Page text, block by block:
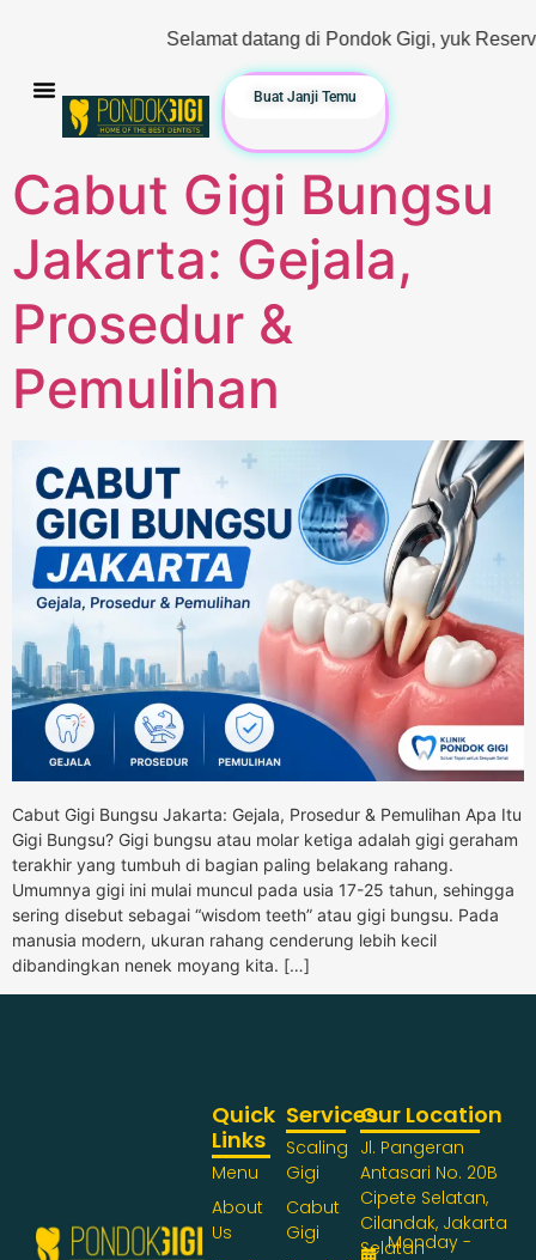
Selamat datang di Pondok Gigi, yuk Reservasi &
Buat Janji Temu
Cabut Gigi Bungsu
Jakarta: Gejala,
Prosedur &
Pemulihan
Cabut Gigi Bungsu Jakarta: Gejala, Prosedur & Pemulihan Apa Itu
Gigi Bungsu? Gigi bungsu atau molar ketiga adalah gigi geraham
terakhir yang tumbuh di bagian paling belakang rahang.
Umumnya gigi ini mulai muncul pada usia 17-25 tahun, sehingga
sering disebut sebagai “wisdom teeth” atau gigi bungsu. Pada
manusia modern, ukuran rahang cenderung lebih kecil
dibandingkan nenek moyang kita. […]
Services
Scaling
Gigi
Cabut
Gigi
Quick
Links
Menu
About
Us
Our Location
Jl. Pangeran
Antasari No. 20B
Cipete Selatan,
Cilandak, Jakarta
Selatan
Monday -